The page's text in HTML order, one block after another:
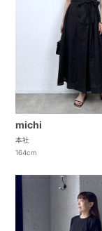
michi
本社
164cm